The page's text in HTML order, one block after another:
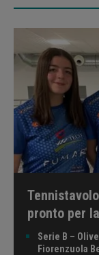
pronto per
Serie B –
Fiorenzuola